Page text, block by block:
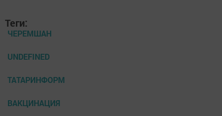
Теги:
ЧЕРЕМШАН
UNDEFINED
ТАТАРИНФОРМ
ВАКЦИНАЦИЯ